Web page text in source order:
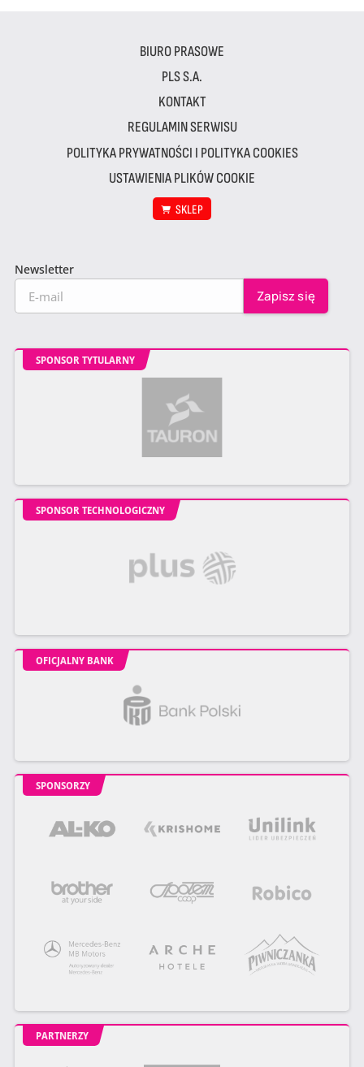
BIURO PRASOWE
PLS S.A.
KONTAKT
REGULAMIN SERWISU
POLITYKA PRYWATNOŚCI I POLITYKA COOKIES
USTAWIENIA PLIKÓW COOKIE
SKLEP
Newsletter
SPONSOR TYTULARNY
SPONSOR TECHNOLOGICZNY
OFICJALNY BANK
SPONSORZY
PARTNERZY